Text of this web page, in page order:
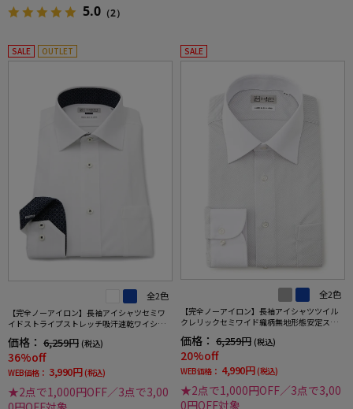
5.0 （2）
SALE OUTLET
全2色
【完全ノーアイロン】長袖アイシャツセミワ
イドストライプストレッチ吸汗速乾ワイシャ
ツi-shirt通年
価格： 6,259円 (税込)
36%off
WEB価格： 3,990円 (税込)
★2点で1,000円OFF／3点で3,00
SALE
全2色
【完全ノーアイロン】長袖アイシャツツイル
クレリックセミワイド織柄無地形態安定スト
レッチ吸汗速乾ニット素材ワイシャツ通年
価格： 6,259円 (税込)
20%off
WEB価格： 4,990円 (税込)
★2点で1,000円OFF／3点で3,00
0円OFF対象